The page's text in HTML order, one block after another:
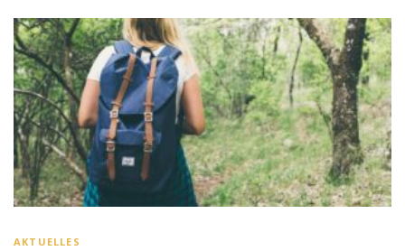
AKTUELLES